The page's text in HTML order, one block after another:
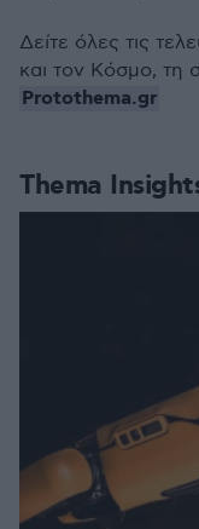
Thema
Δείτε όλες τις
και τον Κόσμο, τη
Protothema.gr